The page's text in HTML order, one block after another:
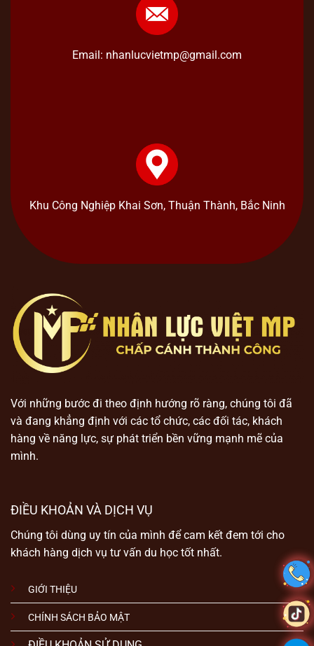
Email: nhanlucvietmp@gmail.com
Khu Công Nghiệp Khai Sơn, Thuận Thành, Bắc Ninh
Với những bước đi theo định hướng rõ ràng, chúng tôi đã
và đang khẳng định với các tổ chức, các đối tác, khách
hàng về năng lực, sự phát triển bền vững mạnh mẽ của
mình.
ĐIỀU KHOẢN VÀ DỊCH VỤ
Chúng tôi dùng uy tín của mình để cam kết đem tới cho
khách hàng dịch vụ tư vấn du học tốt nhất.
GIỚI THIỆU
CHÍNH SÁCH BẢO MẬT